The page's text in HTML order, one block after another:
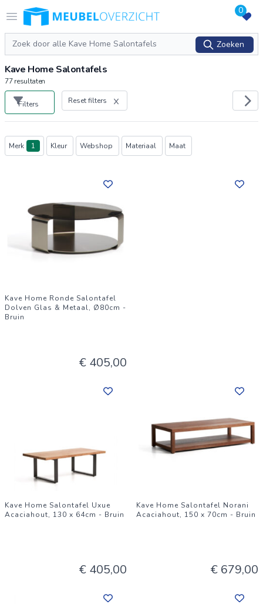
Open menu
Logo Meubeloverzicht.nl 0
Zoeken
Zoeken
Kave Home Salontafels
77resultaten
Filters Reset filters
Producten
Merk 1 Kleur Webshop Materiaal Maat
Kave Home Ronde Salontafel
Dolven Glas & Metaal, Ø80cm -
Bruin
€ 405,00
Kave Home Salontafel Uxue
Acaciahout, 130 x 64cm - Bruin
€ 405,00
Kave Home Salontafel Norani
Acaciahout, 150 x 70cm - Bruin
€ 679,00